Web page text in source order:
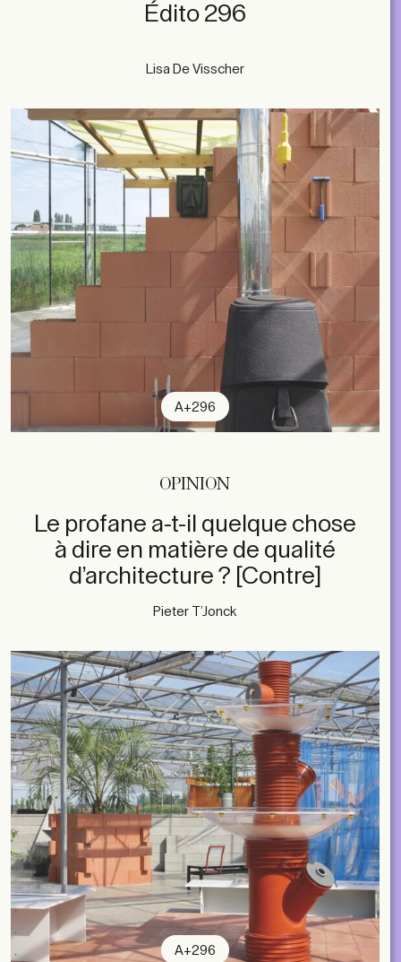
Édito 296
Lisa De Visscher
A+296
OPINION
Le profane a-t-il quelque chose
à dire en matière de qualité
d’architecture ? [Contre]
Pieter T’Jonck
A+296